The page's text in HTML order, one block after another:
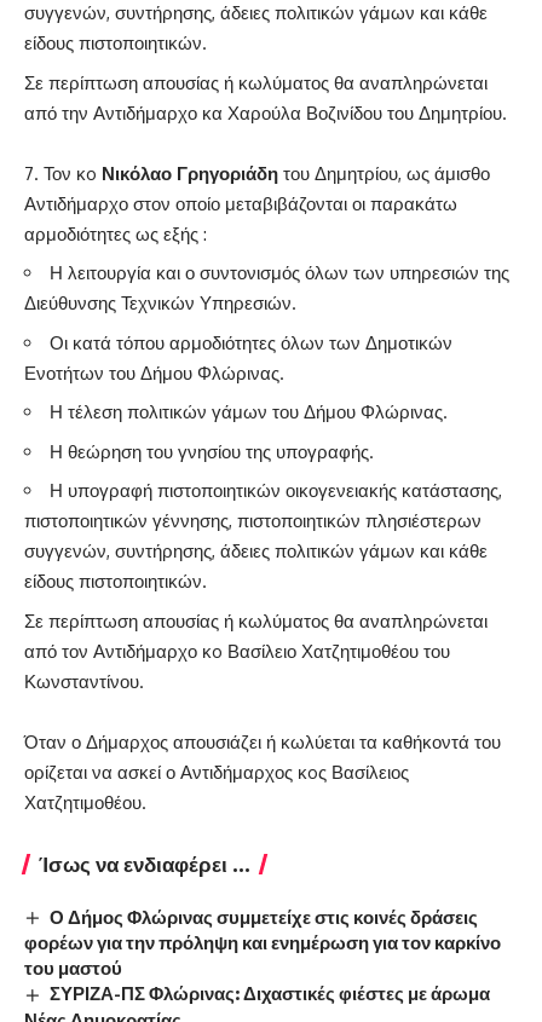
συγγενών, συντήρησης, άδειες πολιτικών γάμων και κάθε
είδους πιστοποιητικών.
Σε περίπτωση απουσίας ή κωλύματος θα αναπληρώνεται
από την Αντιδήμαρχο κα Χαρούλα Βοζινίδου του Δημητρίου.
Τον κo Νικόλαο Γρηγοριάδη του Δημητρίου, ως άμισθο
Αντιδήμαρχο στον οποίο μεταβιβάζονται οι παρακάτω
αρμοδιότητες ως εξής :
Η λειτουργία και ο συντονισμός όλων των υπηρεσιών της
Διεύθυνσης Τεχνικών Υπηρεσιών.
Οι κατά τόπου αρμοδιότητες όλων των Δημοτικών
Ενοτήτων του Δήμου Φλώρινας.
Η τέλεση πολιτικών γάμων του Δήμου Φλώρινας.
Η θεώρηση του γνησίου της υπογραφής.
Η υπογραφή πιστοποιητικών οικογενειακής κατάστασης,
πιστοποιητικών γέννησης, πιστοποιητικών πλησιέστερων
συγγενών, συντήρησης, άδειες πολιτικών γάμων και κάθε
είδους πιστοποιητικών.
Σε περίπτωση απουσίας ή κωλύματος θα αναπληρώνεται
από τον Αντιδήμαρχο κo Βασίλειο Χατζητιμοθέου του
Κωνσταντίνου.
Όταν ο Δήμαρχος απουσιάζει ή κωλύεται τα καθήκοντά του
ορίζεται να ασκεί ο Αντιδήμαρχος κoς Βασίλειος
Χατζητιμοθέου.
Ίσως να ενδιαφέρει ...
Ο Δήμος Φλώρινας συμμετείχε στις κοινές δράσεις
φορέων για την πρόληψη και ενημέρωση για τον καρκίνο
του μαστού
ΣΥΡΙΖΑ-ΠΣ Φλώρινας: Διχαστικές φιέστες με άρωμα